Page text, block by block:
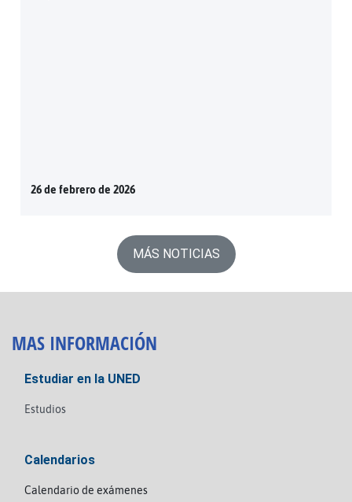
26 de febrero de 2026
MÁS NOTICIAS
MAS INFORMACIÓN
Estudiar en la UNED
Estudios
Calendarios
Calendario de exámenes